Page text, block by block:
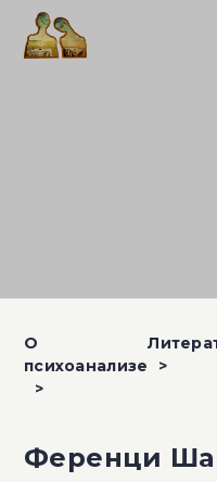
О
психоанализе
Ференци